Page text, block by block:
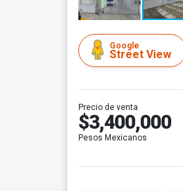
Google
Street View
Precio de venta
$3,400,000
Pesos Mexicanos